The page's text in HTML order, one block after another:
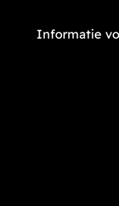
Informatie